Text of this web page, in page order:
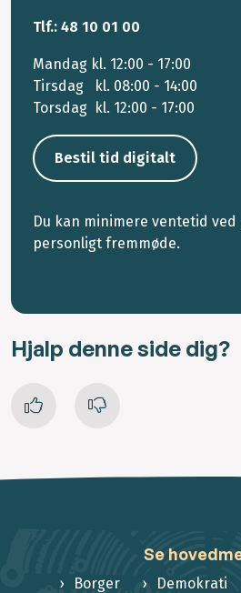
Tlf.: 48 10 01 00
Mandag kl. 12:00 - 17:00
Tirsdag kl. 08:00 - 14:00
Torsdag kl. 12:00 - 17:00
Bestil tid digitalt
Du kan minimere ventetid
personligt fremmøde.
Hjalp denne side dig?
Se
Borger Demokrati